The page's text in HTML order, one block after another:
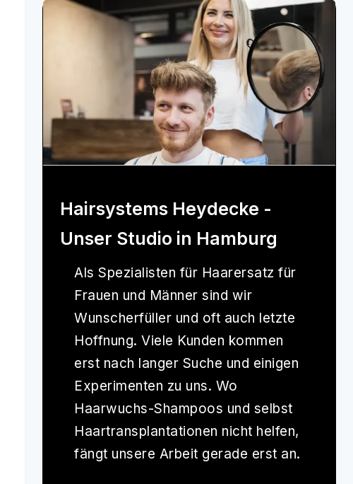
Hairsystems Heydecke -
Unser Studio in Hamburg
Als Spezialisten für Haarersatz für
Frauen und Männer sind wir
Wunscherfüller und oft auch letzte
Hoffnung. Viele Kunden kommen
erst nach langer Suche und einigen
Experimenten zu uns. Wo
Haarwuchs-Shampoos und selbst
Haartransplantationen nicht helfen,
fängt unsere Arbeit gerade erst an.